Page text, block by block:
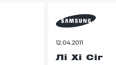
12.04.2011
Лі Хі Сіг